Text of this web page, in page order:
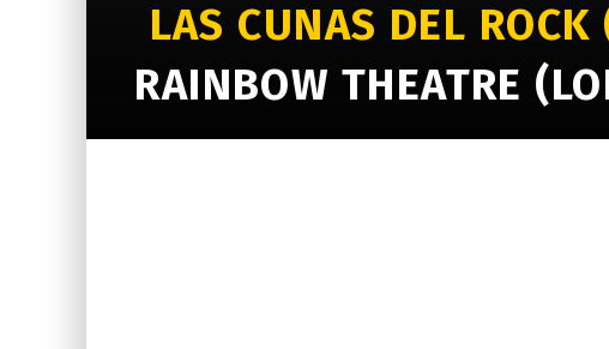
LAS CUNAS DEL
RAINBOW THEATRE